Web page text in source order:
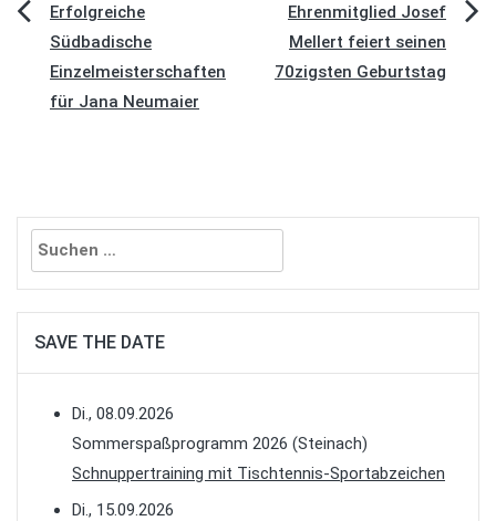
Beitragsnavigation
Erfolgreiche
Südbadische
Einzelmeisterschaften
für Jana Neumaier
Ehrenmitglied Josef
Mellert feiert seinen
70zigsten Geburtstag
Suchen
nach:
SAVE THE DATE
Di., 08.09.2026
Sommerspaßprogramm 2026 (Steinach)
Schnuppertraining mit Tischtennis-Sportabzeichen
Di., 15.09.2026